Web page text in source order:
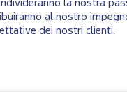
la nostra
al nostro
dei nostri clienti.